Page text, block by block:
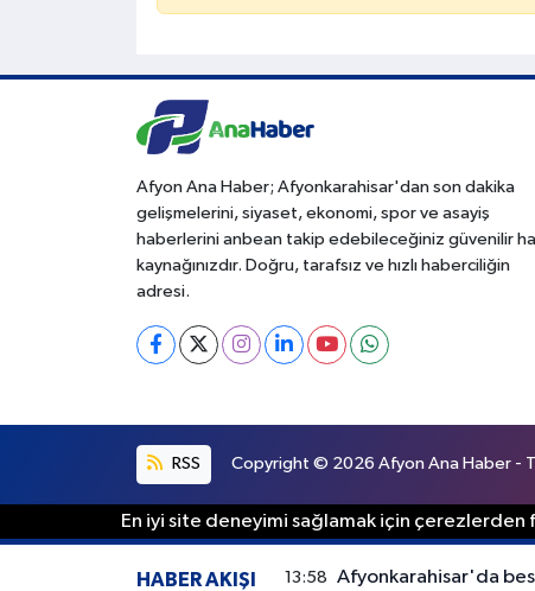
Afyon Ana Haber; Afyonkarahisar'dan son dakika
gelişmelerini, siyaset, ekonomi, spor ve asayiş
haberlerini anbean takip edebileceğiniz güvenilir
kaynağınızdır. Doğru, tarafsız ve hızlı haberciliğin
adresi.
RSS Copyright © 2026 Afyon Ana Haber -
En iyi site deneyimi sağlamak için çerezlerden
HABER AKIŞI 13:58 Afyonkarahisar'da